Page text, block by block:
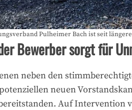
Pulheimer Bach ist seit
Bewerber sorgt für
neben den
neuen
Auf Intervention